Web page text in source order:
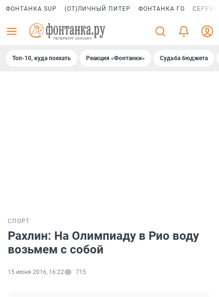
ФОНТАНКА SUP (ОТ)ЛИЧНЫЙ ПИТЕР ФОНТАНКА ГО
Топ-10, куда поехать Реакция «Фонтанки» Судьба бюджета
СПОРТ
Рахлин: На Олимпиаду в Рио воду
возьмем с собой
15 июня 2016, 16:22 715